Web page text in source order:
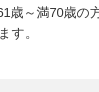
歳～満70歳の
す。